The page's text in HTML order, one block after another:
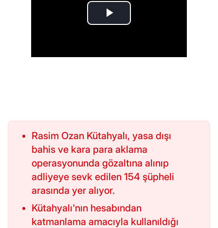
Rasim Ozan Kütahyalı, yasa dışı
bahis ve kara para aklama
operasyonunda gözaltına alınıp
adliyeye sevk edilen 154 şüpheli
arasında yer alıyor.
Kütahyalı'nın hesabından
katmanlama amacıyla kullanıldığı